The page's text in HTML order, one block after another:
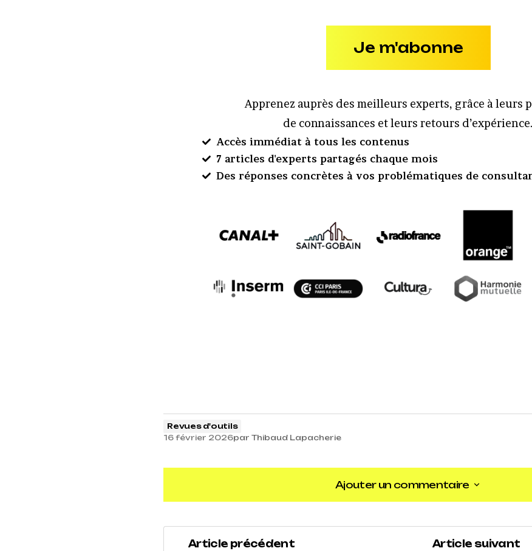
Je m'abonne
Apprenez auprès des meilleurs experts, grâce à leurs
de connaissances et leurs retours d’expérience.
Accès immédiat à tous les contenus
7 articles d'experts partagés chaque mois
Des réponses concrètes à vos problématiques de
Revues d'outils
16 février 2026par Thibaud Lapacherie
Ajouter un commentaire
Ajouter un commentaire
Article précédent
Article suivant